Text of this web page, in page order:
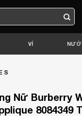
VÍ
S
Nữ Burberry
8084349